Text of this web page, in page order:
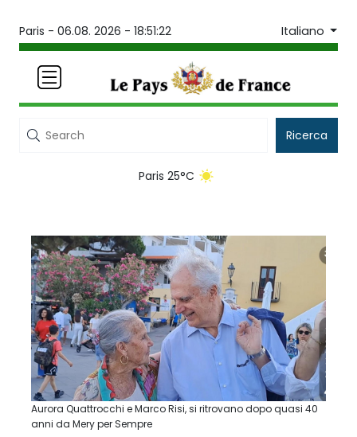
Paris - 06.08. 2026 - 18:51:22 Italiano
Ricerca
Paris 25°C
Aurora Quattrocchi e Marco Risi, si ritrovano dopo quasi 40
anni da Mery per Sempre